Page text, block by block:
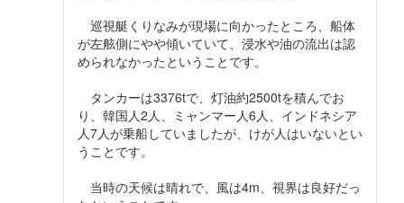
巡視艇くりなみが現場に向かったところ、船体
が左舷側にやや傾いていて、浸水や油の流出は認
められなかったということです。
タンカーは3376tで、灯油約2500tを積んでお
り、韓国人2人、ミャンマー人6人、インドネシア
人7人が乗船していましたが、けが人はいないとい
うことです。
当時の天候は晴れで、風は4m、視界は良好だっ